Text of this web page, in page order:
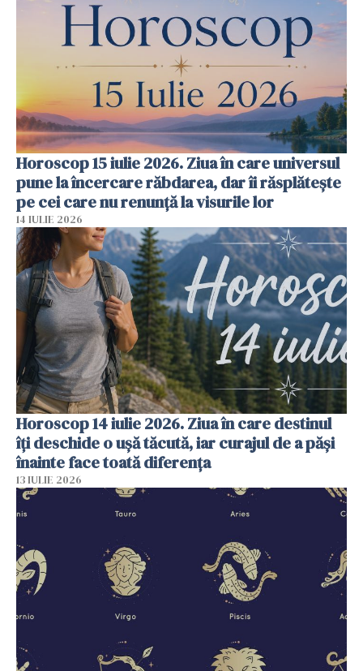
Horoscop 15 iulie 2026. Ziua în care universul
pune la încercare răbdarea, dar îi răsplătește
pe cei care nu renunță la visurile lor
14 IULIE 2026
Horoscop 14 iulie 2026. Ziua în care destinul
îți deschide o ușă tăcută, iar curajul de a păși
înainte face toată diferența
13 IULIE 2026